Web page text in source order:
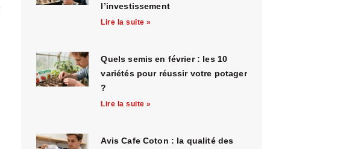
l’investissement
Lire la suite »
Quels semis en février : les 10
variétés pour réussir votre potager
?
Lire la suite »
Avis Cafe Coton : la qualité des